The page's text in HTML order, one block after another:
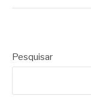
Pesquisar